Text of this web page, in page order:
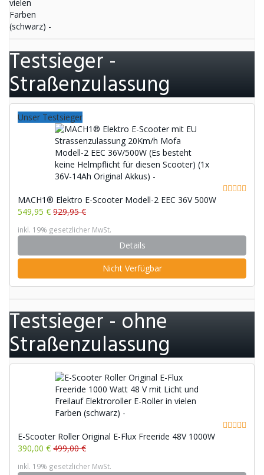
Testsieger -
Straßenzulassung
Unser Testsieger
MACH1® Elektro E-Scooter Modell-2 EEC 36V 500W
549,95 € 929,95 €
inkl. 19% gesetzlicher MwSt.
Details
Nicht Verfügbar
Testsieger - ohne
Straßenzulassung
E-Scooter Roller Original E-Flux Freeride 48V 1000W
390,00 € 499,00 €
inkl. 19% gesetzlicher MwSt.